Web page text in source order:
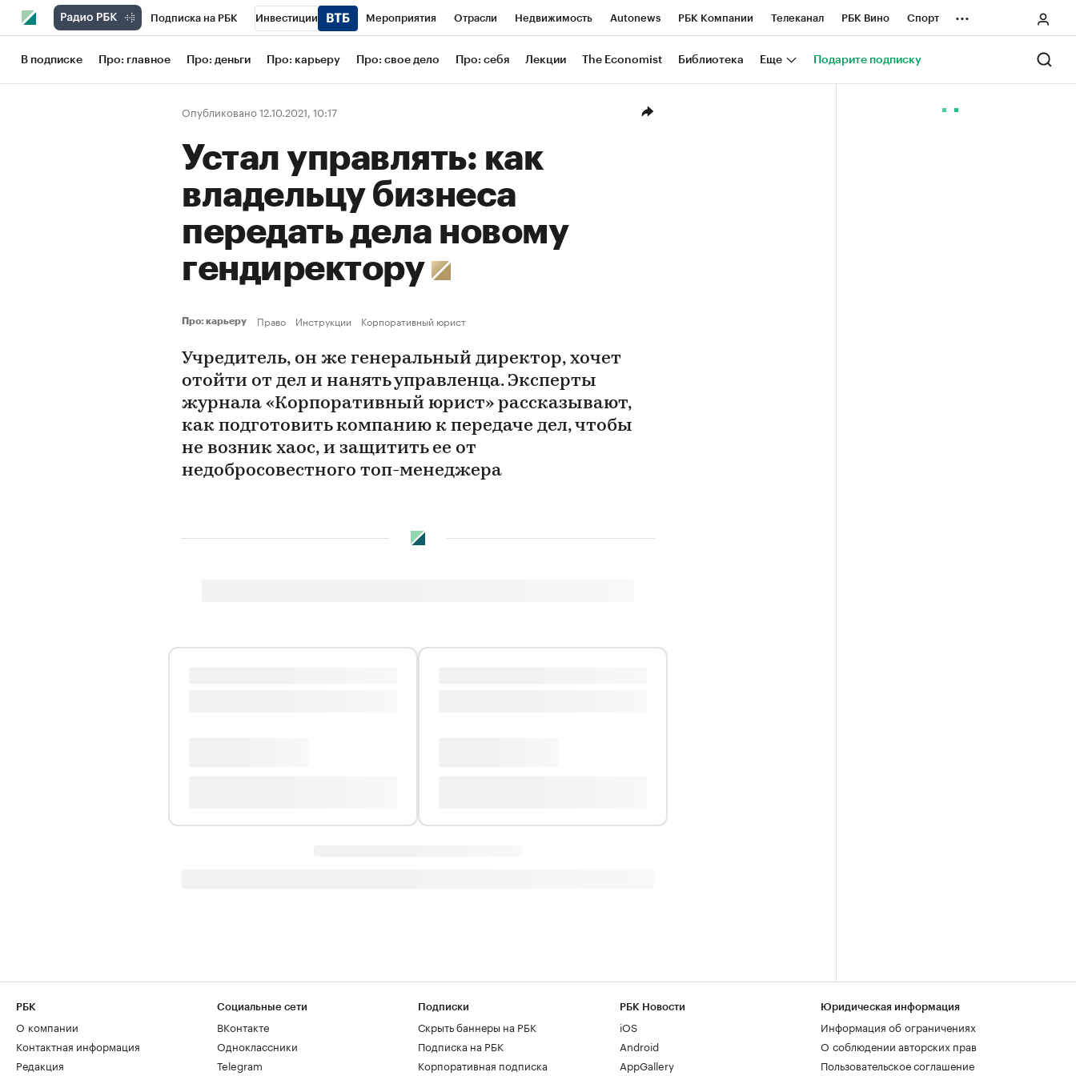
Подписка на РБК Инвестиции Мероприятия Отрасли Недвижимость Autonews РБК Компании Телеканал РБК Вино Спорт
Школа управления РБК РБК Образование РБК Life Тренды Визионеры Национальные проекты Город
Рынок наличной валюты
...
В подписке Про: главное Про: деньги Про: карьеру Про: свое дело Про: себя Лекции The Economist Библиотека Еще Подарите подписку
Опубликовано 12.10.2021, 10:17
Устал управлять: как
владельцу бизнеса
передать дела новому
гендиректору
Про: карьеру Право Инструкции Корпоративный юрист
Учредитель, он же генеральный директор, хочет
отойти от дел и нанять управленца. Эксперты
журнала «Корпоративный юрист» рассказывают,
как подготовить компанию к передаче дел, чтобы
не возник хаос, и защитить ее от
недобросовестного топ-менеджера
РБК
О компании
Контактная информация
Редакция
Социальные сети
ВКонтакте
Одноклассники
Telegram
Подписки
Скрыть баннеры на РБК
Подписка на РБК
Корпоративная подписка
РБК Новости
iOS
Android
AppGallery
Юридическая информация
Информация об ограничениях
О соблюдении авторских прав
Пользовательское соглашение